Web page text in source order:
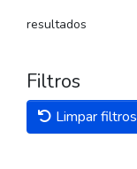
resultados
Filtros
Limpar filtros